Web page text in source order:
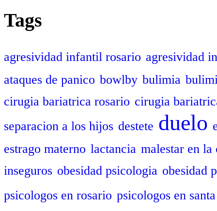
Tags
agresividad infantil rosario agresividad
ataques de panico bowlby bulimia
cirugia bariatrica rosario cirugia
separacion a los hijos destete duelo
estrago materno lactancia malestar en la
inseguros obesidad psicologia obesidad
psicologos en rosario psicologos en